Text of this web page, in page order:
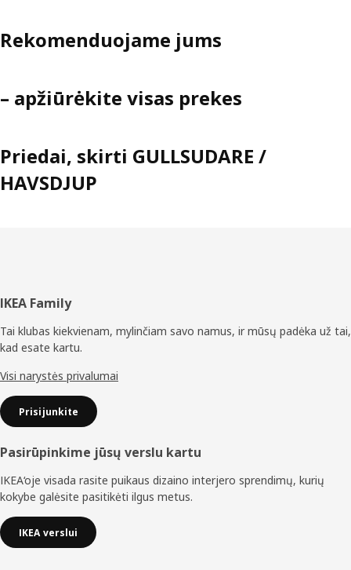
Rekomenduojame jums
– apžiūrėkite visas prekes
Priedai, skirti GULLSUDARE /
HAVSDJUP
Poraštė
IKEA Family
Tai klubas kiekvienam, mylinčiam savo namus, ir mūsų padėka už tai,
kad esate kartu.
Visi narystės privalumai
Prisijunkite
Pasirūpinkime jūsų verslu kartu
IKEA‘oje visada rasite puikaus dizaino interjero sprendimų, kurių
kokybe galėsite pasitikėti ilgus metus.
IKEA verslui